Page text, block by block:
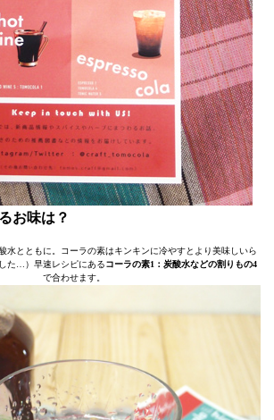
お味は？
水とともに。コーラの素はキンキンに冷やすとより美味しいら
た…）早速レシピにあるコーラの素1：炭酸水などの割りもの4
で合わせます。